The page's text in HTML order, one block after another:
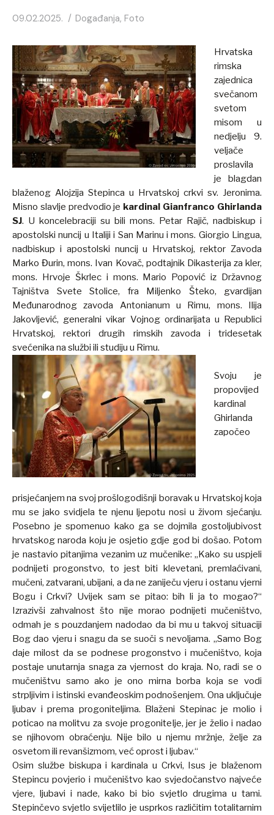
PL
ES
09.02.2025. Događanja, Foto
Hrvatska
rimska
zajednica
svečanom
svetom
misom u
nedjelju 9.
veljače
proslavila
je blagdan
blaženog Alojzija Stepinca u Hrvatskoj crkvi sv. Jeronima.
Misno slavlje predvodio je kardinal Gianfranco Ghirlanda
SJ. U koncelebraciji su bili mons. Petar Rajič, nadbiskup i
apostolski nuncij u Italiji i San Marinu i mons. Giorgio Lingua,
nadbiskup i apostolski nuncij u Hrvatskoj, rektor Zavoda
Marko Đurin, mons. Ivan Kovač, podtajnik Dikasterija za kler,
mons. Hrvoje Škrlec i mons. Mario Popović iz Državnog
Tajništva Svete Stolice, fra Miljenko Šteko, gvardijan
Međunarodnog zavoda Antonianum u Rimu, mons. Ilija
Jakovljević, generalni vikar Vojnog ordinarijata u Republici
Hrvatskoj, rektori drugih rimskih zavoda i tridesetak
svećenika na službi ili studiju u Rimu.
Svoju je
propovijed
kardinal
Ghirlanda
započeo
prisjećanjem na svoj prošlogodišnji boravak u Hrvatskoj koja
mu se jako svidjela te njenu ljepotu nosi u živom sjećanju.
Posebno je spomenuo kako ga se dojmila gostoljubivost
hrvatskog naroda koju je osjetio gdje god bi došao. Potom
je nastavio pitanjima vezanim uz mučenike: „Kako su uspjeli
podnijeti progonstvo, to jest biti klevetani, premlaćivani,
mučeni, zatvarani, ubijani, a da ne zaniječu vjeru i ostanu vjerni
Bogu i Crkvi? Uvijek sam se pitao: bih li ja to mogao?“
Izrazivši zahvalnost što nije morao podnijeti mučeništvo,
odmah je s pouzdanjem nadodao da bi mu u takvoj situaciji
Bog dao vjeru i snagu da se suoči s nevoljama. „Samo Bog
daje milost da se podnese progonstvo i mučeništvo, koja
postaje unutarnja snaga za vjernost do kraja. No, radi se o
mučeništvu samo ako je ono mirna borba koja se vodi
strpljivim i istinski evanđeoskim podnošenjem. Ona uključuje
ljubav i prema progoniteljima. Blaženi Stepinac je molio i
poticao na molitvu za svoje progonitelje, jer je želio i nadao
se njihovom obraćenju. Nije bilo u njemu mržnje, želje za
osvetom ili revanšizmom, već oprost i ljubav.“
Osim službe biskupa i kardinala u Crkvi, Isus je blaženom
Stepincu povjerio i mučeništvo kao svjedočanstvo najveće
vjere, ljubavi i nade, kako bi bio svjetlo drugima u tami.
Stepinčevo svjetlo svijetlilo je usprkos različitim totalitarnim